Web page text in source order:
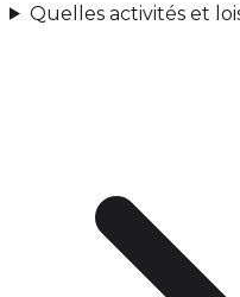
Quelles activités et